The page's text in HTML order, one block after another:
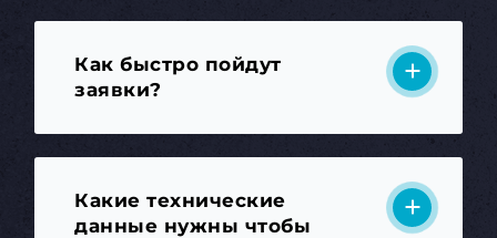
Как быстро пойдут
заявки?
Какие технические
данные нужны чтобы